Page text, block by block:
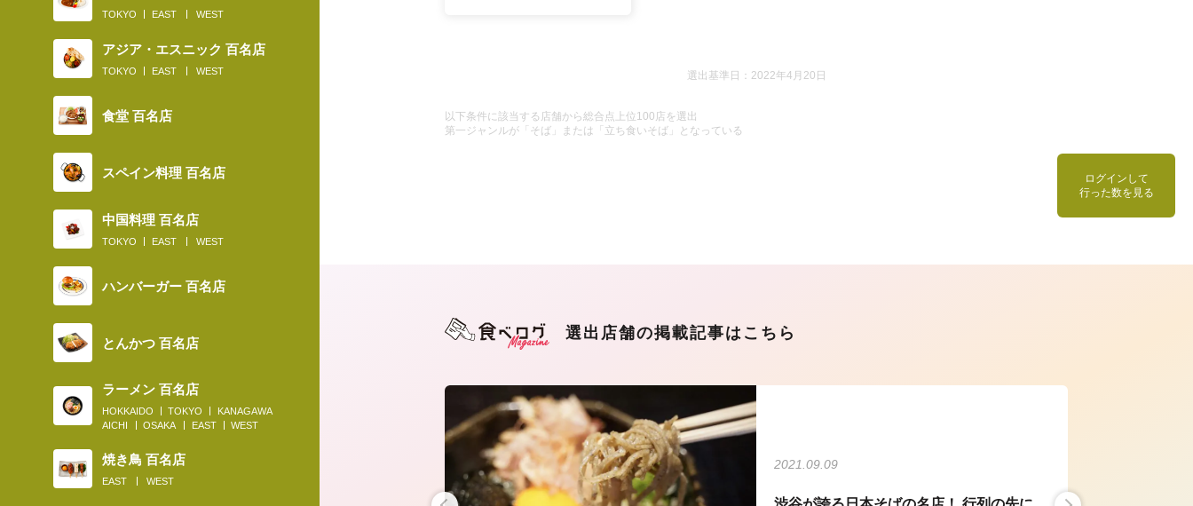
TOKYO EAST WEST
アジア・エスニック 百名店
TOKYO EAST WEST
食堂 百名店
スペイン料理 百名店
中国料理 百名店
TOKYO EAST WEST
ハンバーガー 百名店
とんかつ 百名店
ラーメン 百名店
HOKKAIDO TOKYO
KANAGAWA
AICHI
OSAKA EAST WEST
焼き鳥 百名店
EAST WEST
選出基準日：2022年4月20日
以下条件に該当する店舗から総合点上位100店を選出
第一ジャンルが「そば」または「立ち食いそば」となっている
ログインして
行った数を見る
選出店舗の掲載記事はこちら
2019.01.13 2021.09.09